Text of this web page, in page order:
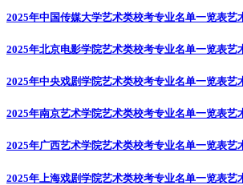
2025年中国传媒大学艺术类校考专业名单一览表艺
2025年北京电影学院艺术类校考专业名单一览表艺
2025年中央戏剧学院艺术类校考专业名单一览表艺
2025年南京艺术学院艺术类校考专业名单一览表艺
2025年广西艺术学院艺术类校考专业名单一览表艺
2025年上海戏剧学院艺术类校考专业名单一览表艺